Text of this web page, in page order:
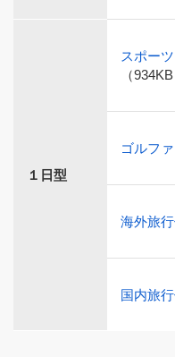
１日型
スポー
（934KB
ゴルフ
海外旅
国内旅